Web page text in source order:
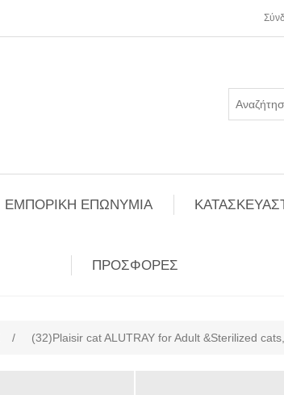
ΕΜΠΟΡΙΚΗ ΕΠΩΝΥΜΙΑ
ΠΡΟΣΦΟΡΕΣ
/ (32)Plaisir cat ALUTRAY for Adult &Sterilized